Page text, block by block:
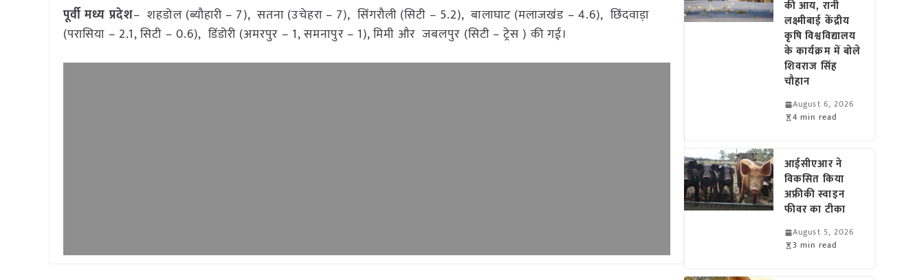
पूर्वी मध्य प्रदेश– शहडोल (ब्यौहारी – 7), सतना (उचेहरा – 7), सिंगरौली (सिटी – 5.2), बालाघाट (मलाजखंड – 4.6), छिंदवाड़ा
(परासिया – 2.1, सिटी – 0.6), डिंडोरी (अमरपुर – 1, समनापुर – 1), मिमी और जबलपुर (सिटी – ट्रेस ) की गई।
की आय, रानी
लक्ष्मीबाई केंद्रीय
कृषि विश्वविद्यालय
के कार्यक्रम में बोले
शिवराज सिंह
चौहान
August 6, 2026
4 min read
आईसीएआर ने
विकसित किया
अफ्रीकी स्वाइन
फीवर का टीका
August 5, 2026
3 min read